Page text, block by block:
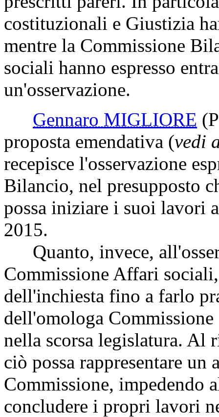
costituzionali e Giustizia
mentre la Commissione
sociali hanno espresso
un'osservazione.
Gennaro MIGLIORE
proposta emendativa (vedi
recepisce l'osservazione
Bilancio, nel presupposto
possa iniziare i suoi lavori
2015.
Quanto, invece,
Commissione Affari
dell'inchiesta fino a farlo
dell'omologa
nella scorsa legislatura. Al
ciò possa rappresentare
Commissione, impedendo
concludere i propri lavori